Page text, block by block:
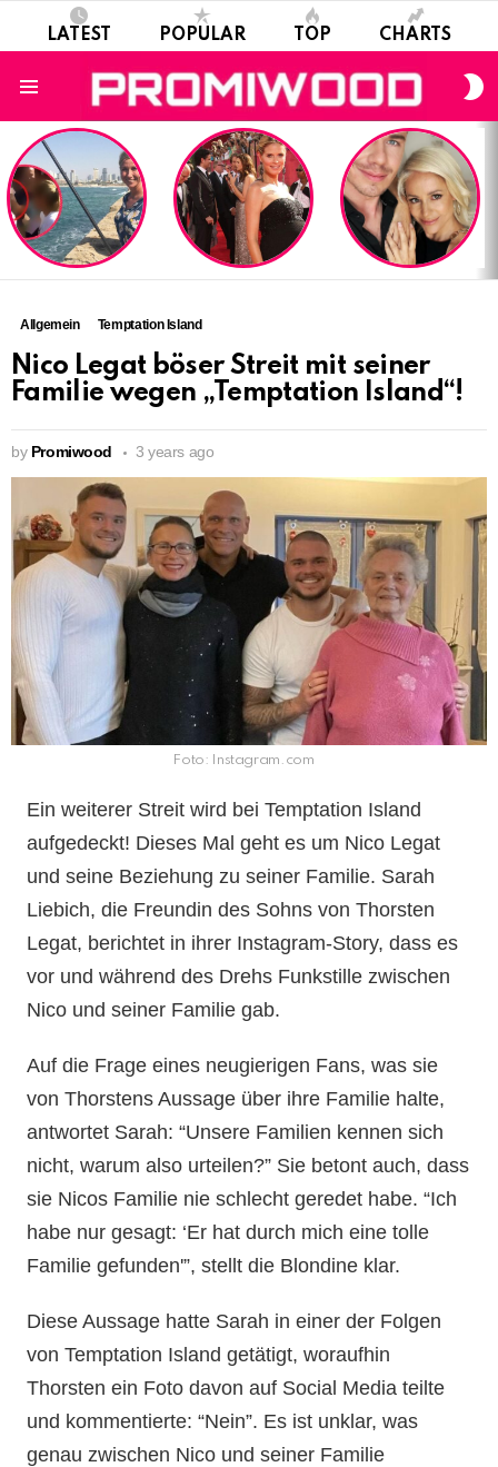
LATEST POPULAR TOP CHARTS
LATEST
STORIES
Allgemein Temptation Island
Nico Legat böser Streit mit seiner
Familie wegen „Temptation Island“!
by Promiwood 3 years ago
Foto: Instagram.com
Ein weiterer Streit wird bei Temptation Island
aufgedeckt! Dieses Mal geht es um Nico Legat
und seine Beziehung zu seiner Familie. Sarah
Liebich, die Freundin des Sohns von Thorsten
Legat, berichtet in ihrer Instagram-Story, dass es
vor und während des Drehs Funkstille zwischen
Nico und seiner Familie gab.
Auf die Frage eines neugierigen Fans, was sie
von Thorstens Aussage über ihre Familie halte,
antwortet Sarah: “Unsere Familien kennen sich
nicht, warum also urteilen?” Sie betont auch, dass
sie Nicos Familie nie schlecht geredet habe. “Ich
habe nur gesagt: ‘Er hat durch mich eine tolle
Familie gefunden'”, stellt die Blondine klar.
Diese Aussage hatte Sarah in einer der Folgen
von Temptation Island getätigt, woraufhin
Thorsten ein Foto davon auf Social Media teilte
und kommentierte: “Nein”. Es ist unklar, was
genau zwischen Nico und seiner Familie